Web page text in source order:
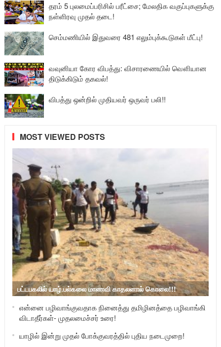
தரம் 5 புலமைப்பரிசில் பரீட்சை; மேலதிக வகுப்புகளுக்கு
நள்ளிரவு முதல் தடை!
செம்மணியில் இதுவரை 481 எலும்புக்கூடுகள் மீட்பு!
வவுனியா கோர விபத்து: விசாரணையில் வௌியான
திடுக்கிடும் தகவல்!
விபத்து ஒன்றில் முதியவர் ஒருவர் பலி!!
MOST VIEWED POSTS
பட்டபகலில் யாழ்.பல்கலை மாணவி காதலனால் கொலை!!!
என்னை பழிவாங்குவதாக நினைத்து தமிழினத்தை பழிவாங்கி
விடாதீர்கள்- முதலமைச்சர் உரை!
யாழில் இன்று முதல் போக்குவரத்தில் புதிய நடைமுறை!